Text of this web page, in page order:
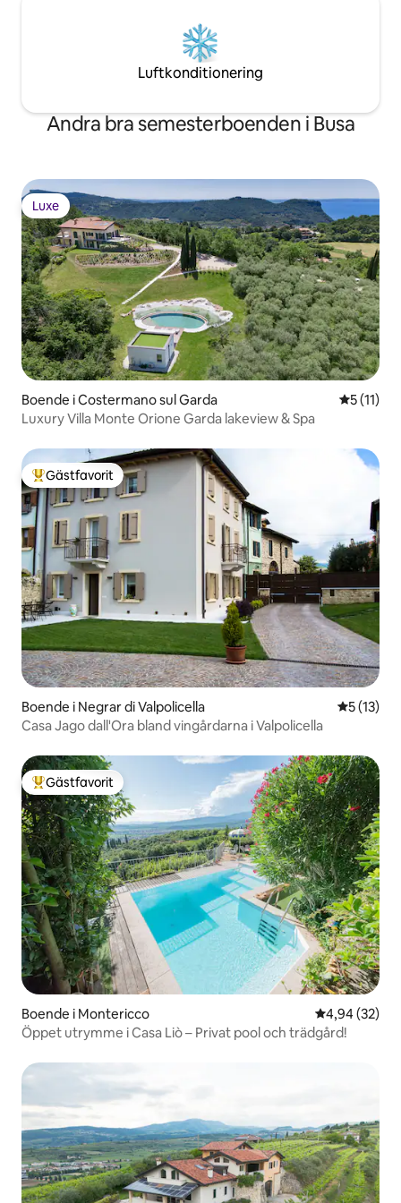
Luftkonditionering
Andra bra semesterboenden i Busa
Luxe
Luxe
Boende i Costermano sul Garda 5 av 5 i
5 (11)
Luxury Villa Monte Orione Garda lakeview & Spa
Populär gästfavorit
Gästfavorit
Boende i Negrar di Valpolicella 5 av 5 i
5 (13)
Casa Jago dall'Ora bland vingårdarna i Valpolicella
Populär gästfavorit
Gästfavorit
Boende i Montericco 4,94 av 5 i
4,94 (32)
Öppet utrymme i Casa Liò – Privat pool och trädgård!